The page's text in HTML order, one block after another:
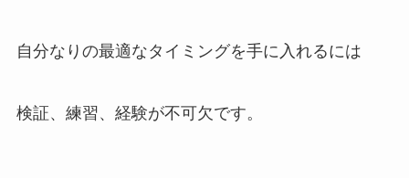
自分なりの最適なタイミングを手に入れるには
検証、練習、経験が不可欠です。